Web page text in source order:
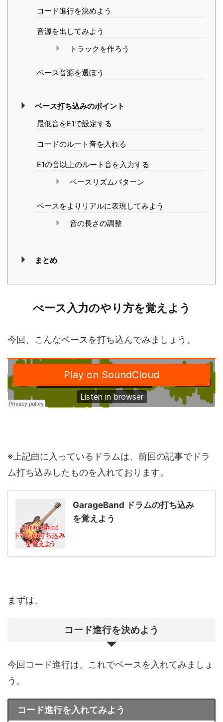
コード進行を決めよう
音源を出してみよう
トラックを作ろう
ベース音源を選ぼう
ベース打ち込みのポイント
最低音をE1で設定する
コードのルート音を入れる
E1の音以上のルート音を入力する
ベースリズムパターン
ベースをよりリアルに表現してみよう
音の長さの調整
まとめ
べース入力のやり方を覚えよう
今回、こんなベースを打ち込んでみましょう。
※上記曲に入っているドラムは、前回の記事でドラ
ム打ち込みしたものを入れております。
GarageBand ドラムの打ち込み
を覚えよう
まずは、
コード進行を決めよう
今回コード進行は、これでベースを入れてみましょ
う。
コード進行を入れてみよう